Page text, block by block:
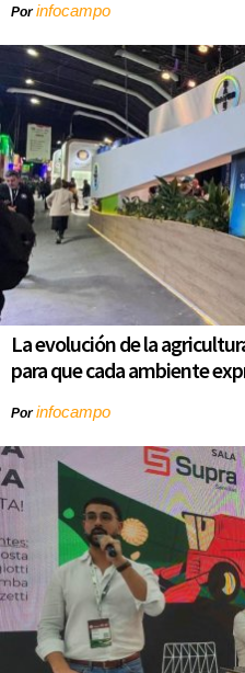
Porinfocampo
La evolución de la
para que cada ambiente
Porinfocampo